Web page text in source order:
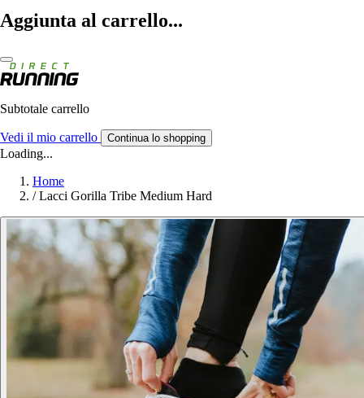
Aggiunta al carrello...
Subtotale carrello
Vedi il mio carrello Continua lo shopping
Loading...
Home
/ Lacci Gorilla Tribe Medium Hard